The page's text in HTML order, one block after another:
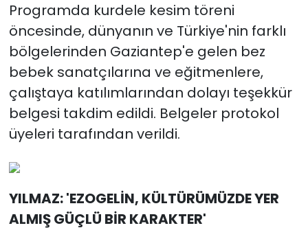
Programda kurdele kesim töreni
öncesinde, dünyanın ve Türkiye'nin farklı
bölgelerinden Gaziantep'e gelen bez
bebek sanatçılarına ve eğitmenlere,
çalıştaya katılımlarından dolayı teşekkür
belgesi takdim edildi. Belgeler protokol
üyeleri tarafından verildi.
YILMAZ: 'EZOGELİN, KÜLTÜRÜMÜZDE YER
ALMIŞ GÜÇLÜ BİR KARAKTER'